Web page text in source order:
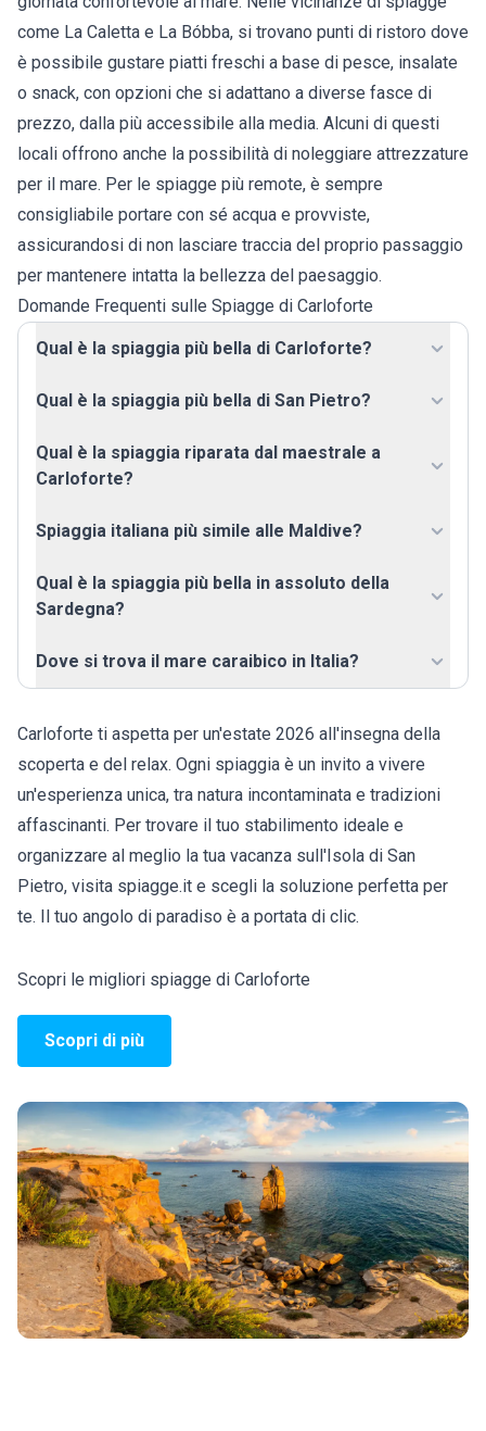
come La Caletta e La Bóbba, si trovano punti di ristoro dove
è possibile gustare piatti freschi a base di pesce, insalate
o snack, con opzioni che si adattano a diverse fasce di
prezzo, dalla più accessibile alla media. Alcuni di questi
locali offrono anche la possibilità di noleggiare attrezzature
per il mare. Per le spiagge più remote, è sempre
consigliabile portare con sé acqua e provviste,
assicurandosi di non lasciare traccia del proprio passaggio
per mantenere intatta la bellezza del paesaggio.
Domande Frequenti sulle Spiagge di Carloforte
Qual è la spiaggia più bella di Carloforte?
Qual è la spiaggia più bella di San Pietro?
Qual è la spiaggia riparata dal maestrale a
Carloforte?
Spiaggia italiana più simile alle Maldive?
Qual è la spiaggia più bella in assoluto della
Sardegna?
Dove si trova il mare caraibico in Italia?
Carloforte ti aspetta per un'estate 2026 all'insegna della
scoperta e del relax. Ogni spiaggia è un invito a vivere
un'esperienza unica, tra natura incontaminata e tradizioni
affascinanti. Per trovare il tuo stabilimento ideale e
organizzare al meglio la tua vacanza sull'Isola di San
Pietro, visita spiagge.it e scegli la soluzione perfetta per
te. Il tuo angolo di paradiso è a portata di clic.
Scopri le migliori spiagge di Carloforte
Scopri di più